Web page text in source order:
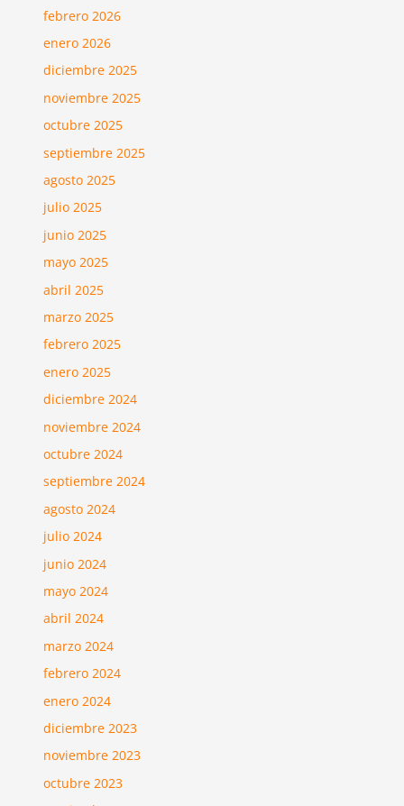
febrero 2026
enero 2026
diciembre 2025
noviembre 2025
octubre 2025
septiembre 2025
agosto 2025
julio 2025
junio 2025
mayo 2025
abril 2025
marzo 2025
febrero 2025
enero 2025
diciembre 2024
noviembre 2024
octubre 2024
septiembre 2024
agosto 2024
julio 2024
junio 2024
mayo 2024
abril 2024
marzo 2024
febrero 2024
enero 2024
diciembre 2023
noviembre 2023
octubre 2023